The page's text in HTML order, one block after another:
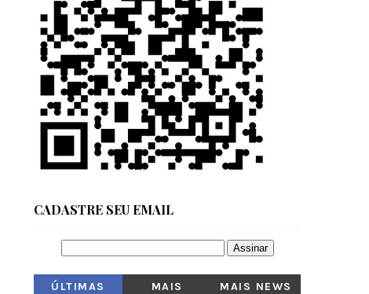
CADASTRE SEU EMAIL
ÚLTIMAS
MAIS
MAIS NEWS